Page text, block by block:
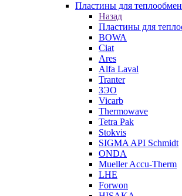
Пластины для
Назад
Пластины для
BOWA
Ciat
Ares
Alfa Laval
Tranter
ЗЭО
Vicarb
Thermowave
Tetra Pak
Stokvis
SIGMA API Schmidt
ONDA
Mueller Accu-Therm
LHE
Forwon